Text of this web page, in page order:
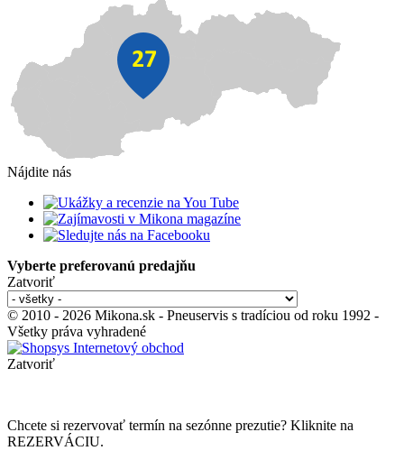
Nájdite nás
Vyberte preferovanú predajňu
Zatvoriť
© 2010 - 2026 Mikona.sk - Pneuservis s tradíciou od roku 1992 -
Všetky práva vyhradené
Zatvoriť
Chcete si rezervovať termín na sezónne prezutie? Kliknite na
REZERVÁCIU.